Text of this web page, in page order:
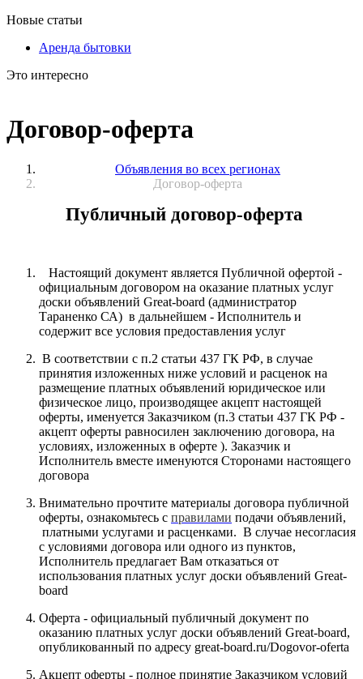
Новые статьи
Аренда бытовки
Это интересно
Договор-оферта
Объявления во всех регионах
Договор-оферта
Публичный договор-оферта
Настоящий документ является Публичной офертой -
официальным договором на оказание платных услуг
доски объявлений Great-board (администратор
Тараненко СА) в дальнейшем - Исполнитель и
содержит все условия предоставления услуг
В соответствии с п.2 статьи 437 ГК РФ, в случае
принятия изложенных ниже условий и расценок на
размещение платных объявлений юридическое или
физическое лицо, производящее акцепт настоящей
оферты, именуется Заказчиком (п.3 статьи 437 ГК РФ -
акцепт оферты равносилен заключению договора, на
условиях, изложенных в оферте ). Заказчик и
Исполнитель вместе именуются Сторонами настоящего
договора
Внимательно прочтите материалы договора публичной
оферты, ознакомьтесь с правилами подачи объявлений,
платными услугами и расценками. В случае несогласия
с условиями договора или одного из пунктов,
Исполнитель предлагает Вам отказаться от
использования платных услуг доски объявлений Great-
board
Оферта - официальный публичный документ по
оказанию платных услуг доски объявлений Great-board,
опубликованный по адресу great-board.ru/Dogovor-oferta
Акцепт оферты - полное принятие Заказчиком условий